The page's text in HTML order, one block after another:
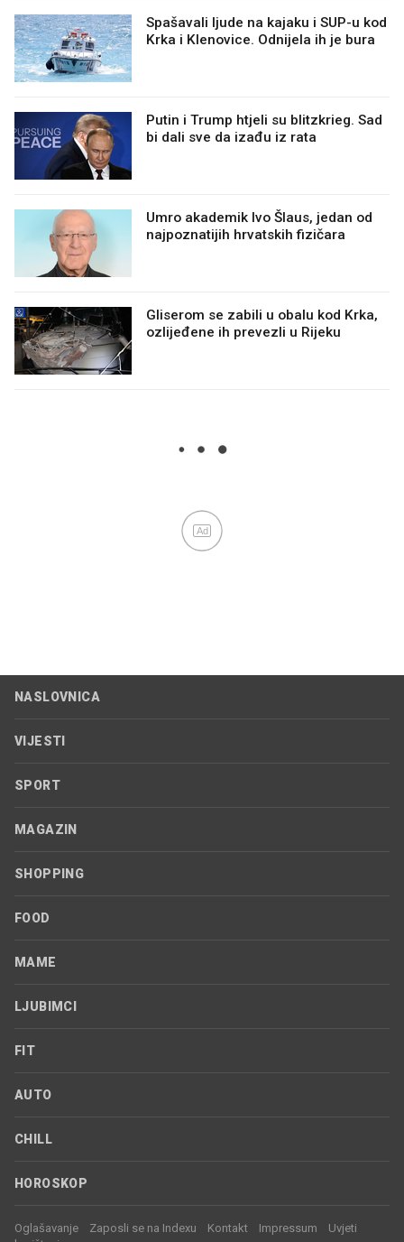
Spašavali ljude na kajaku i SUP-u kod
Krka i Klenovice. Odnijela ih je bura
Putin i Trump htjeli su blitzkrieg. Sad
bi dali sve da izađu iz rata
Umro akademik Ivo Šlaus, jedan od
najpoznatijih hrvatskih fizičara
Gliserom se zabili u obalu kod Krka,
ozlijeđene ih prevezli u Rijeku
Ad
NASLOVNICA
VIJESTI
SPORT
MAGAZIN
SHOPPING
FOOD
MAME
LJUBIMCI
FIT
AUTO
CHILL
HOROSKOP
Oglašavanje Zaposli se na Indexu Kontakt Impressum
Uvjeti